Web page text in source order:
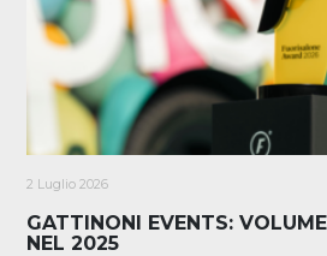
2 Luglio 2026
GATTINONI EVENTS:
NEL 2025